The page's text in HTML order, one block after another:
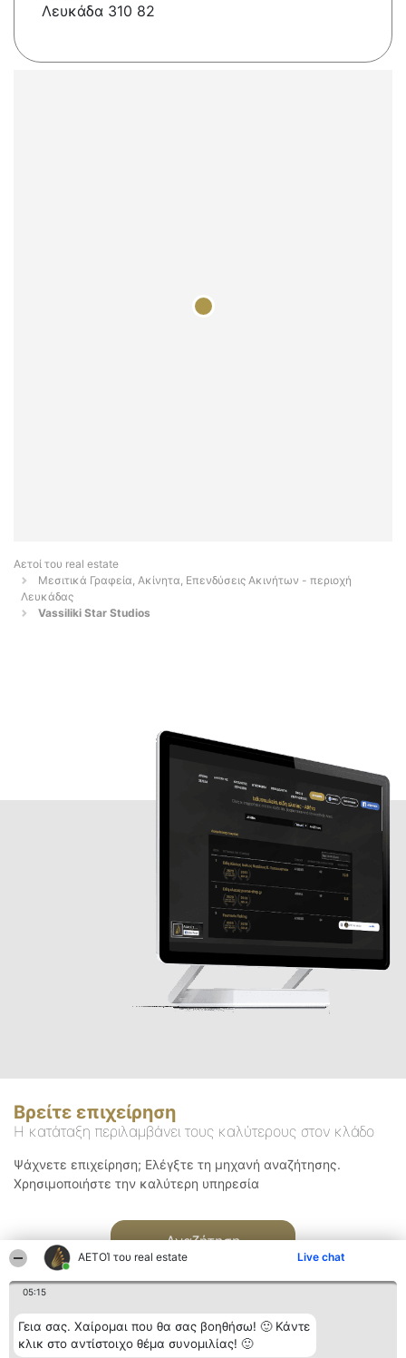
ΑΕΤΟΊ του real estate Live chat
05:15
Γεια σας. Χαίρομαι που θα σας βοηθήσω! 🙂 Κάντε
κλικ στο αντίστοιχο θέμα συνομιλίας! 🙂
Λευκάδα 310 82
Αετοί του real estate
Μεσιτικά Γραφεία, Ακίνητα, Επενδύσεις Ακινήτων - περιοχή
Λευκάδας
Vassiliki Star Studios
Βρείτε επιχείρηση
Η κατάταξη περιλαμβάνει τους καλύτερους στον κλάδο
Ψάχνετε επιχείρηση; Ελέγξτε τη μηχανή αναζήτησης.
Χρησιμοποιήστε την καλύτερη υπηρεσία
Αναζήτηση